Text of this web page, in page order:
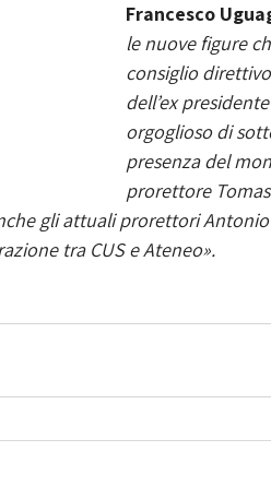
Francesco
le nuove figure
consiglio
dell’ex
orgoglioso di
presenza del
prorettore
gli attuali prorettori
tra CUS e Ateneo».